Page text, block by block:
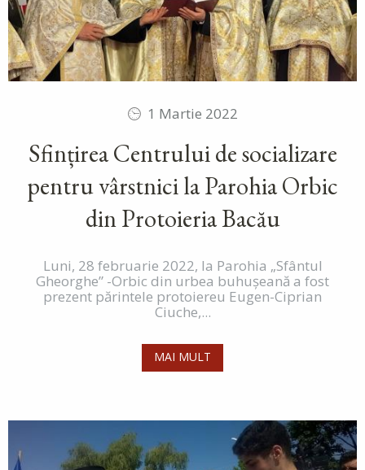
1 Martie 2022
Sfințirea Centrului de socializare
pentru vârstnici la Parohia Orbic
din Protoieria Bacău
Luni, 28 februarie 2022, la Parohia „Sfântul
Gheorghe” -Orbic din urbea buhușeană a fost
prezent părintele protoiereu Eugen-Ciprian
Ciuche,...
MAI MULT